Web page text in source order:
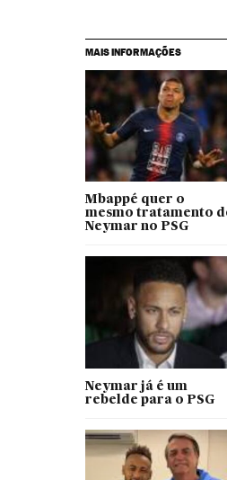
MAIS INFORMAÇÕES
Mbappé quer o
mesmo tratamento
Neymar no PSG
Neymar já é um
rebelde para o PSG